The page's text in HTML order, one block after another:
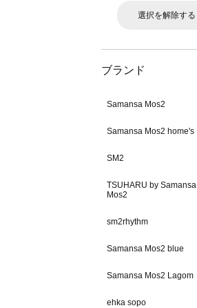
選択を解除する
ブランド
Samansa Mos2
Samansa Mos2 home's
SM2
TSUHARU by Samansa
Mos2
sm2rhythm
Samansa Mos2 blue
Samansa Mos2 Lagom
ehka sopo